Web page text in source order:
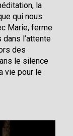
la
qui nous
Marie, ferme
l’attente
des
le silence
vie pour le